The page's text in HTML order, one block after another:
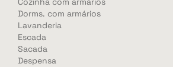
Dorms. com armários
Lavanderia
Escada
Sacada
Despensa